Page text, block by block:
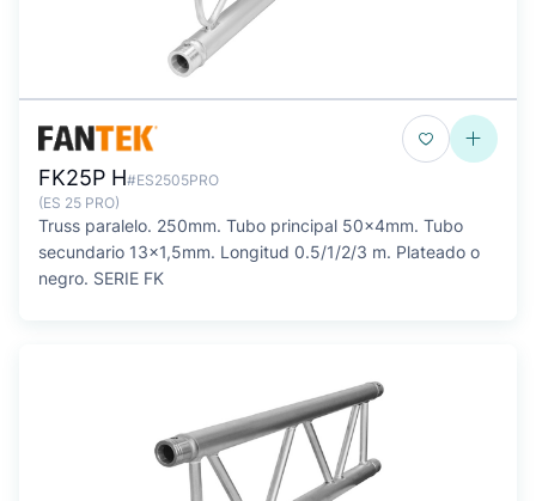
FK25P H#ES2505PRO
(ES 25 PRO)
Truss paralelo. 250mm. Tubo principal 50x4mm. Tubo
secundario 13x1,5mm. Longitud 0.5/1/2/3 m. Plateado o
negro. SERIE FK